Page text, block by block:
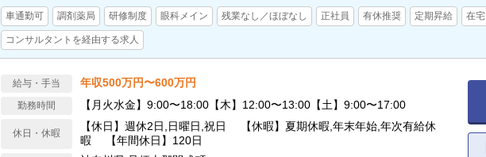
車通勤可 調剤薬局 研修制度 眼科メイン 残業なし／ほぼなし 正社員 有休推奨 定期昇給 在宅
コンサルタントを経由する求人
給与・手当 年収500万円〜600万円
勤務時間 【月火水金】9:00〜18:00【木】12:00〜13:00【土】9:00〜17:00
休日・休暇
【休日】週休2日,日曜日,祝日 【休暇】夏期休暇,年末年始,年次有給休
暇 【年間休日】120日